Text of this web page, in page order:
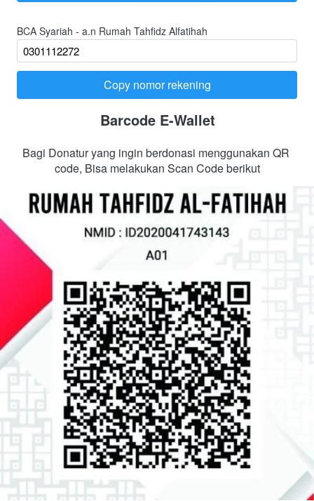
BCA Syariah - a.n Rumah Tahfidz Alfatihah
`
Copy nomor rekening
Barcode E-Wallet
Bagi Donatur yang ingin berdonasi menggunakan QR
code, Bisa melakukan Scan Code berikut